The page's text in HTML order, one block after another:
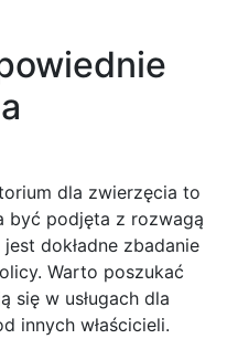
dla zwierzęcia to
być podjęta z rozwagą
dokładne zbadanie
Warto poszukać
się w usługach dla
innych właścicieli.